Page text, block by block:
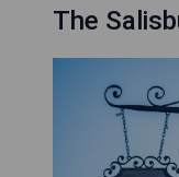
The